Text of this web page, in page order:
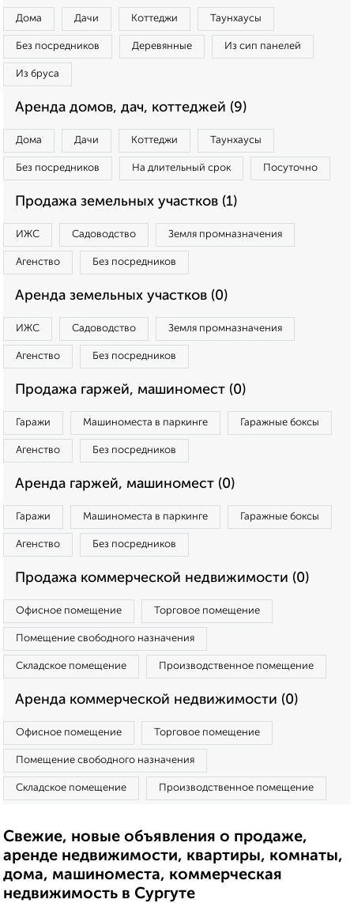
Дома Дачи Коттеджи Таунхаусы
Без посредников Деревянные Из сип панелей
Из бруса
Аренда домов, дач, коттеджей (9)
Дома Дачи Коттеджи Таунхаусы
Без посредников На длительный срок Посуточно
Продажа земельных участков (1)
ИЖС Садоводство Земля промназначения
Агенство Без посредников
Аренда земельных участков (0)
ИЖС Садоводство Земля промназначения
Агенство Без посредников
Продажа гаржей, машиномест (0)
Гаражи Машиноместа в паркинге Гаражные боксы
Агенство Без посредников
Аренда гаржей, машиномест (0)
Гаражи Машиноместа в паркинге Гаражные боксы
Агенство Без посредников
Продажа коммерческой недвижимости (0)
Офисное помещение Торговое помещение
Помещение свободного назначения
Складское помещение Производственное помещение
Аренда коммерческой недвижимости (0)
Офисное помещение Торговое помещение
Помещение свободного назначения
Складское помещение Производственное помещение
Свежие, новые объявления о продаже,
аренде недвижимости, квартиры, комнаты,
дома, машиноместа, коммерческая
недвижимость в Сургуте